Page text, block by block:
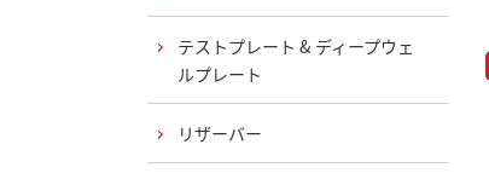
テストプレート & ディープウェ
ルプレート
リザーバー